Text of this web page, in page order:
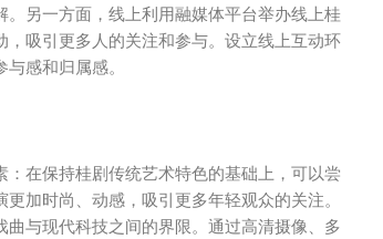
另一方面，线上利用融媒体平台举办线上桂
吸引更多人的关注和参与。设立线上互动环
感和归属感。
在保持桂剧传统艺术特色的基础上，可以尝
加时尚、动感，吸引更多年轻观众的关注。
与现代科技之间的界限。通过高清摄像、多